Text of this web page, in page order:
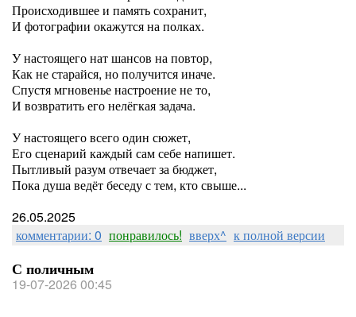
Происходившее и память сохранит,
И фотографии окажутся на полках.
У настоящего нат шансов на повтор,
Как не старайся, но получится иначе.
Спустя мгновенье настроение не то,
И возвратить его нелёгкая задача.
У настоящего всего один сюжет,
Его сценарий каждый сам себе напишет.
Пытливый разум отвечает за бюджет,
Пока душа ведёт беседу с тем, кто свыше...
26.05.2025
комментарии: 0 понравилось! вверх^ к полной версии
С поличным
19-07-2026 00:45